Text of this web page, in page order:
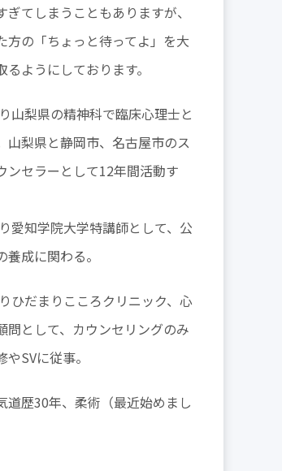
ぎてしまうこともありますが、
方の「ちょっと待ってよ」を大
るようにしております。
山梨県の精神科で臨床心理士と
山梨県と静岡市、名古屋市のス
ンセラーとして12年間活動す
愛知学院大学特講師として、公
養成に関わる。
ひだまりこころクリニック、心
問として、カウンセリングのみ
SVに従事。
道歴30年、柔術（最近始めまし